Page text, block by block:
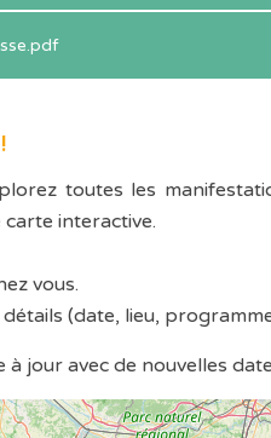
toutes les
interactive.
vous.
(date, lieu,
jour avec de nouvelles